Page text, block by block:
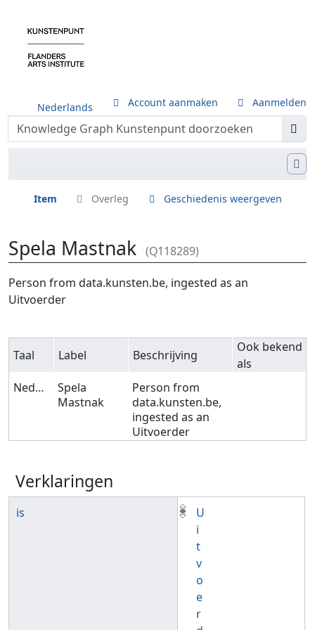
Nederlands Account aanmaken Aanmelden
Item Overleg Geschiedenis weergeven
Spela Mastnak (Q118289)
Ga naar:navigatie,zoeken
Person from data.kunsten.be, ingested as an
Uitvoerder
Taal Label Beschrijving
Ook bekend
als
Nederlands
Spela
Mastnak
Person from
data.kunsten.be,
ingested as an
Uitvoerder
Verklaringen
is
U
i
t
v
o
e
r